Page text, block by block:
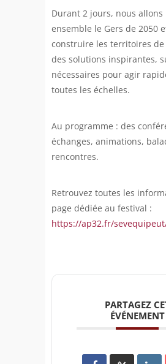
Durant 2 jours, nous
ensemble le Gers de 2050
construire les territoires de
des solutions inspirantes,
nécessaires pour agir
toutes les échelles.
Au programme : des
échanges, animations,
rencontres.
Retrouvez toutes les
page dédiée au festival :
https://ap32.fr/
PARTAGEZ
ÉVÉNEMENT